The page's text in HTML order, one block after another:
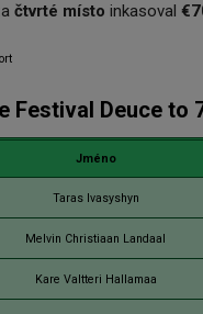
čtvrté místo inkasoval
Festival Deuce to
Jméno
Taras Ivasyshyn
Melvin Christiaan Landaal
Kare Valtteri Hallamaa